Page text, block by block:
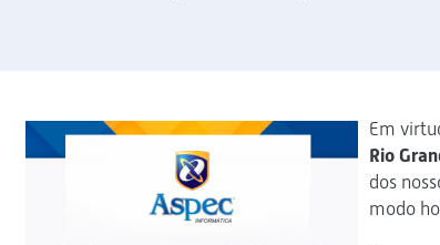
Em
Rio
dos
modo